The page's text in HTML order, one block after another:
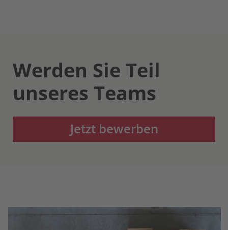
Werden Sie Teil
unseres Teams
Jetzt bewerben